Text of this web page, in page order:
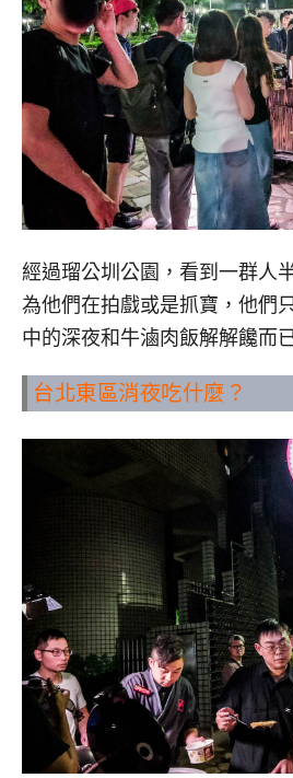
經過瑠公圳公園，看到一群人
為他們在拍戲或是抓寶，他們
中的深夜和牛滷肉飯解解饞而
台北東區消夜吃什麼？